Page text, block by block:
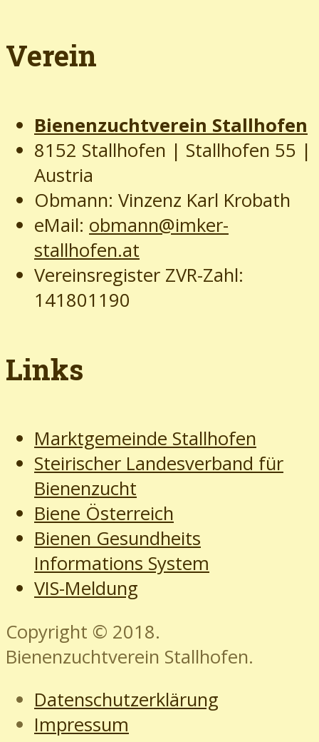
Verein
Bienenzuchtverein Stallhofen
8152 Stallhofen | Stallhofen 55 |
Austria
Obmann: Vinzenz Karl Krobath
eMail: obmann@imker-
stallhofen.at
Vereinsregister ZVR-Zahl:
141801190
Links
Marktgemeinde Stallhofen
Steirischer Landesverband für
Bienenzucht
Biene Österreich
Bienen Gesundheits
Informations System
VIS-Meldung
Copyright © 2018.
Bienenzuchtverein Stallhofen.
Datenschutzerklärung
Impressum